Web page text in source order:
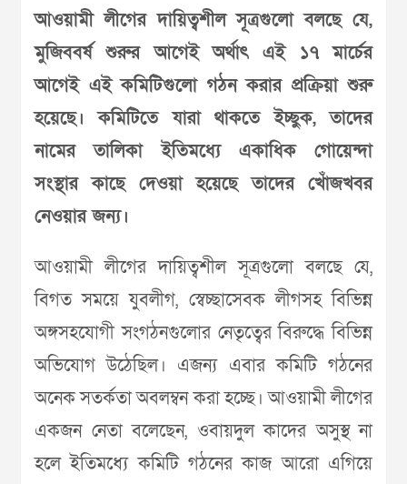
আওয়ামী লীগের দায়িত্বশীল সূত্রগুলো বলছে যে,
মুজিববর্ষ শুরুর আগেই অর্থাৎ এই ১৭ মার্চের
আগেই এই কমিটিগুলো গঠন করার প্রক্রিয়া শুরু
হয়েছে। কমিটিতে যারা থাকতে ইচ্ছুক, তাদের
নামের তালিকা ইতিমধ্যে একাধিক গোয়েন্দা
সংস্থার কাছে দেওয়া হয়েছে তাদের খোঁজখবর
নেওয়ার জন্য।
আওয়ামী লীগের দায়িত্বশীল সূত্রগুলো বলছে যে,
বিগত সময়ে যুবলীগ, স্বেচ্ছাসেবক লীগসহ বিভিন্ন
অঙ্গসহযোগী সংগঠনগুলোর নেতৃত্বের বিরুদ্ধে বিভিন্ন
অভিযোগ উঠেছিল। এজন্য এবার কমিটি গঠনের
অনেক সতর্কতা অবলম্বন করা হচ্ছে। আওয়ামী লীগের
একজন নেতা বলেছেন, ওবায়দুল কাদের অসুস্থ না
হলে ইতিমধ্যে কমিটি গঠনের কাজ আরো এগিয়ে